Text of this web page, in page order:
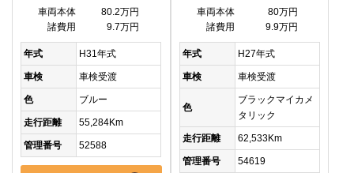
車両本体
80.2万円
諸費用
9.7万円
年式 H31年式
車検 車検受渡
色 ブルー
走行距離 55,284Km
管理番号 52588
車両本体
80万円
諸費用
9.9万円
年式 H27年式
車検 車検受渡
色
ブラックマイカメ
タリック
走行距離 62,533Km
管理番号 54619